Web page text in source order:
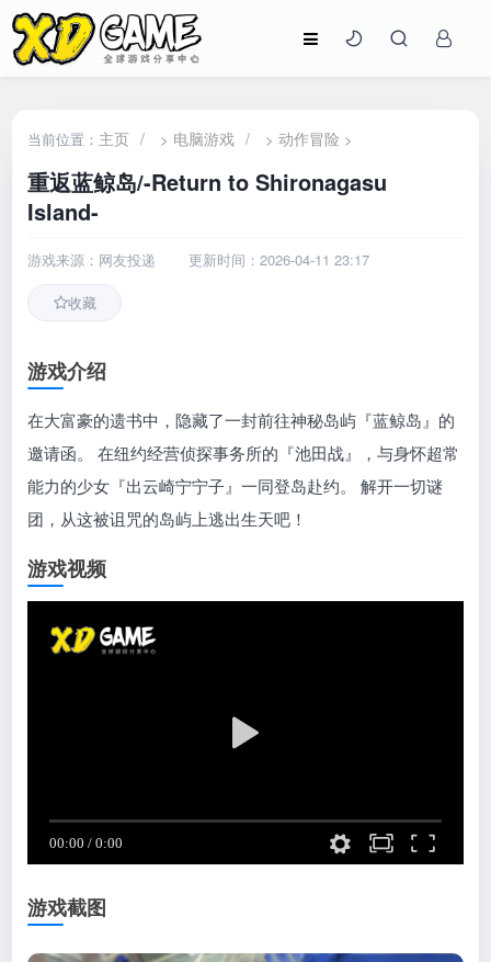
当前位置： 主页 / > 电脑游戏 / >动作冒险 >
重返蓝鲸岛/-Return to Shironagasu
Island-
游戏来源：网友投递 更新时间：2026-04-11 23:17
收藏
游戏介绍
在大富豪的遗书中，隐藏了一封前往神秘岛屿『蓝鲸岛』的
邀请函。 在纽约经营侦探事务所的『池田战』，与身怀超常
能力的少女『出云崎宁宁子』一同登岛赴约。 解开一切谜
团，从这被诅咒的岛屿上逃出生天吧！
游戏视频
游戏截图